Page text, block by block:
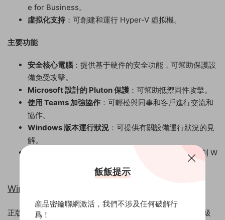
e for Business。
虛拟化支持 ：可創建和運行 Hyper-V 虛拟機。
主要功能
安全核心電腦 ：提供基于硬件的安全功能，可幫助保護設
備免受攻擊。
Microsoft 設計的 Pluton 保護 ：可幫助抵禦固件攻擊。
使用 Teams 加強協作 ：可輕松與同事和客戶進行交流和
協作。
Windows 版本運行狀況 ：可提供有關設備運行狀況的見
解。
：可更輕松地管理和控制 W
Windows 11 專業版 聯網激活 電子版密鑰
正版密鑰，激活後終身使用，支持無限次重裝系統，支持降級
飯飯提示
産品密鑰聯網激活，我們不涉及任何破解行
爲！